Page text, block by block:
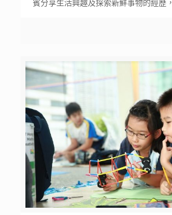
賓分享生活興趣及探索新鮮事物的經歷，